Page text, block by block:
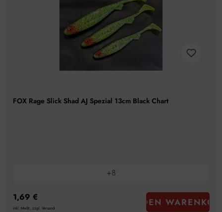
FOX Rage Slick Shad AJ Spezial 13cm Black Chart
+8
1,69 €
inkl. MwSt., zzgl. Versand IN DEN